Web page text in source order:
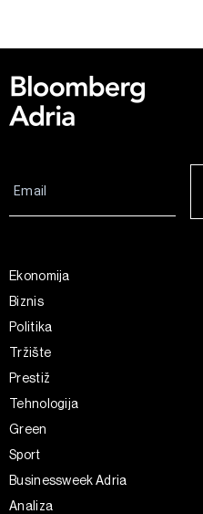
Ekonomija
Biznis
Politika
Tržište
Prestiž
Tehnologija
Green
Sport
Businessweek Adria
Analiza